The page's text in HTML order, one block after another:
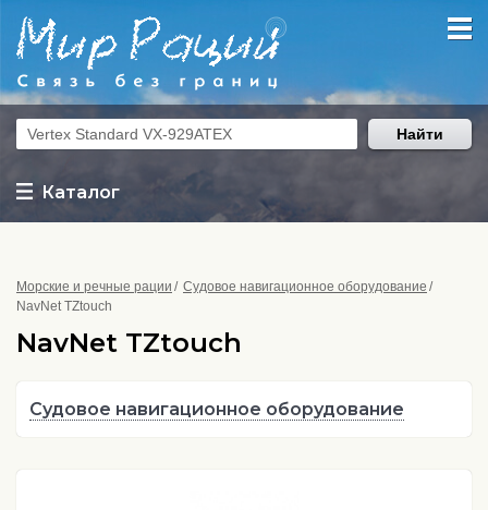
Каталог
Найти
Морские и речные рации
Судовое навигационное оборудование
NavNet TZtouch
NavNet TZtouch
Судовое навигационное оборудование